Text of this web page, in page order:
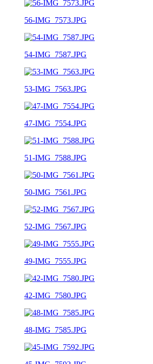
56-IMG_7573.JPG
54-IMG_7587.JPG
53-IMG_7563.JPG
47-IMG_7554.JPG
51-IMG_7588.JPG
50-IMG_7561.JPG
52-IMG_7567.JPG
49-IMG_7555.JPG
42-IMG_7580.JPG
48-IMG_7585.JPG